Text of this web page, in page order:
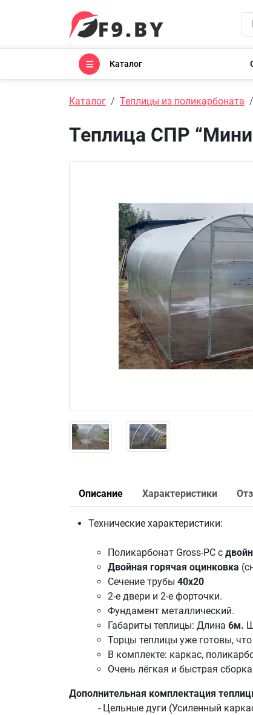
Каталог
Каталог Теплицы из поликарбоната
Теплица СПР
Описание Характеристики
Технические характеристики:
Поликарбонат Gross-PC с
Двойная горячая оцинковка
Сечение трубы 40х20
2-е двери и 2-е форточки.
Фундамент металлический.
Габариты теплицы: Длина 6м.
Торцы теплицы уже готовы, что
В комплекте: каркас,
Очень лёгкая и быстрая
Дополнительная комплектация
- Цельные дуги (Усиленный